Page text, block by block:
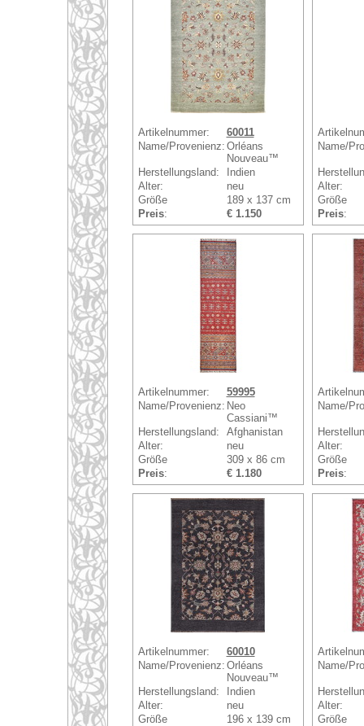
Artikelnummer:
60011
Name/Provenienz: Orléans
Nouveau™
Herstellungsland:
Indien
Alter:
neu
Größe
189 x 137 cm
Preis: € 1.150
Name/
Alter:
Größe
Preis:
Artikelnummer:
59995
Name/Provenienz: Neo
Cassiani™
Herstellungsland:
Afghanistan
Alter:
neu
Größe
309 x 86 cm
Preis: € 1.180
Name/
Alter:
Größe
Preis:
Artikelnummer:
60010
Name/Provenienz: Orléans
Nouveau™
Herstellungsland:
Indien
Alter:
neu
Größe
196 x 139 cm
Name/
Alter:
Größe